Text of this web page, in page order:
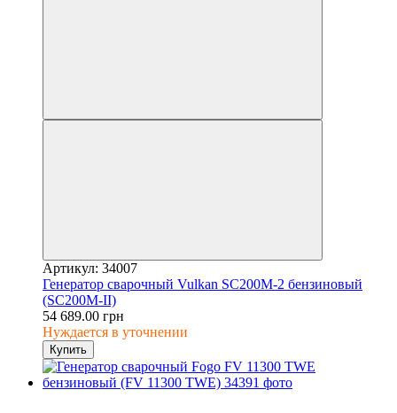
Артикул: 34007
Генератор сварочный Vulkan SC200M-2 бензиновый
(SC200М-ІІ)
54 689.00 грн
Нуждается в уточнении
Купить